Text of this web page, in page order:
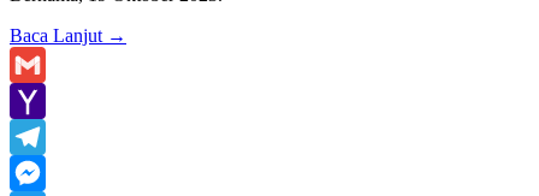
Baca Lanjut →
Gmail
Yahoo
Mail
Telegram